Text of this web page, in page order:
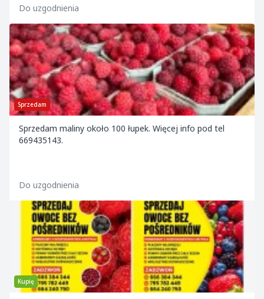
Do uzgodnienia
Sprzedam
Sprzedam maliny około 100 łupek. Więcej info pod tel
669435143.
Do uzgodnienia
Kupię